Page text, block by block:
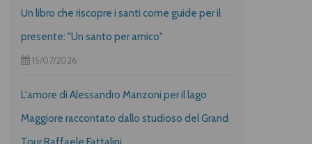
Un libro che riscopre i santi come guide per il
presente: "Un santo per amico"
15/07/2026
L'amore di Alessandro Manzoni per il lago
Maggiore raccontato dallo studioso del Grand